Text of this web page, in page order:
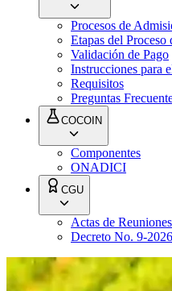
Procesos de
Etapas del Proceso
Validación de Pago
Instrucciones para
Requisitos
Preguntas
COCOIN
Componentes
ONADICI
CGU
Actas de Reuniones
Decreto No. 9-2026